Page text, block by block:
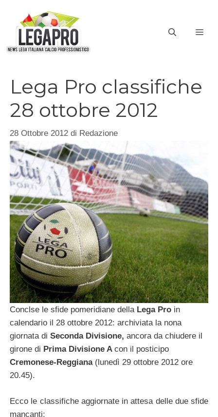
contenuto
Lega Pro classifiche
28 ottobre 2012
28 Ottobre 2012 di Redazione
Conclse le sfide pomeridiane della Lega Pro in
calendario il 28 ottobre 2012: archiviata la nona
giornata di Seconda Divisione, ancora da chiudere il
girone di Prima Divisione A con il posticipo
Cremonese-Reggiana(lunedì 29 ottobre 2012 ore
20.45).
Ecco le classifiche aggiornate in attesa delle due sfide
mancanti: